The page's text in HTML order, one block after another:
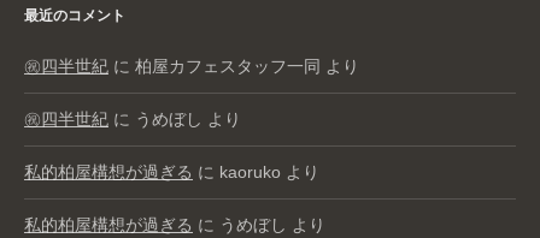
最近のコメント
㊗️四半世紀 に 柏屋カフェスタッフ一同 より
㊗️四半世紀 に うめぼし より
私的柏屋構想が過ぎる に kaoruko より
私的柏屋構想が過ぎる に うめぼし より